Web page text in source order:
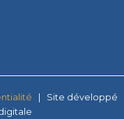
| Site développé